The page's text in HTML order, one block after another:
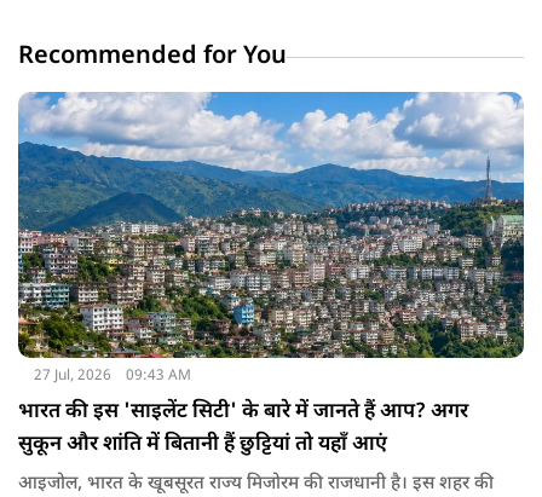
Recommended for You
27 Jul, 2026 09:43 AM
भारत की इस 'साइलेंट सिटी' के बारे में जानते हैं आप? अगर
सुकून और शांति में बितानी हैं छुट्टियां तो यहाँ आएं
आइजोल, भारत के खूबसूरत राज्य मिजोरम की राजधानी है। इस शहर की